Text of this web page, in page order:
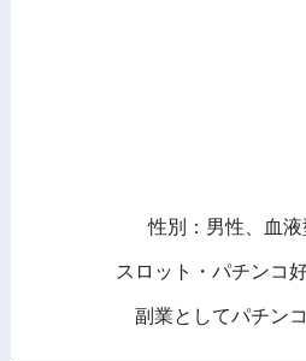
性別：男性、血液
スロット・パチンコ
副業としてパチン